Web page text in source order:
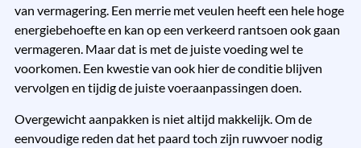
van vermagering. Een merrie met veulen heeft een hele hoge
energiebehoefte en kan op een verkeerd rantsoen ook gaan
vermageren. Maar dat is met de juiste voeding wel te
voorkomen. Een kwestie van ook hier de conditie blijven
vervolgen en tijdig de juiste voeraanpassingen doen.
Overgewicht aanpakken is niet altijd makkelijk. Om de
eenvoudige reden dat het paard toch zijn ruwvoer nodig